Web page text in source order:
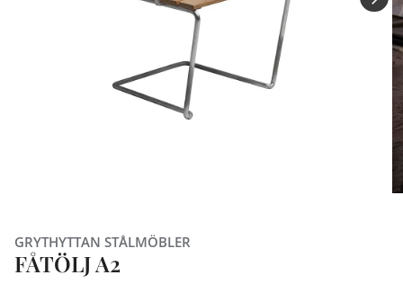
GRYTHYTTAN STÅLMÖBLER
FÅTÖLJ A2